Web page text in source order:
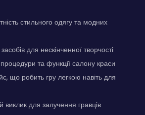
стильного одягу та модних
для нескінченної творчості
та функції салону краси
що робить гру легкою навіть для
для залучення гравців